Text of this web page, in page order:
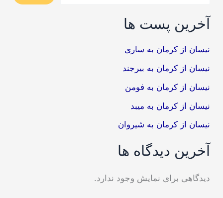
آخرین پست ها
نیسان از کرمان به ساری
نیسان از کرمان به بیرجند
نیسان از کرمان به فومن
نیسان از کرمان به میبد
نیسان از کرمان به شیروان
آخرین دیدگاه ها
دیدگاهی برای نمایش وجود ندارد.